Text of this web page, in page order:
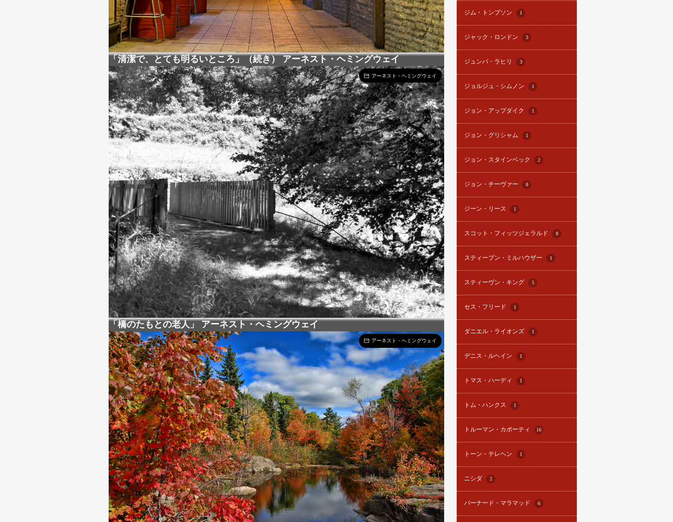
「清潔で、とても明るいところ」（続き） アーネスト・ヘミングウェイ
アーネスト・ヘミングウェイ
「橋のたもとの老人」 アーネスト・ヘミングウェイ
アーネスト・ヘミングウェイ
ジム・トンプソン 1
ジャック・ロンドン 3
ジュンパ・ラヒリ 3
ジョルジュ・シムノン 1
ジョン・アップダイク 1
ジョン・グリシャム 1
ジョン・スタインベック 2
ジョン・チーヴァー 8
ジーン・リース 1
スコット・フィッツジェラルド 8
スティーブン・ミルハウザー 1
スティーヴン・キング 5
セス・フリード 1
ダニエル・ライオンズ 1
デニス・ルヘイン 1
トマス・ハーディ 1
トム・ハンクス 1
トルーマン・カポーティ 16
トーン・テレヘン 1
ニシダ 2
バーナード・マラマッド 6